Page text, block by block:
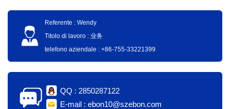
Referente : Wendy
Titolo di lavoro : 业务
telefono aziendale : +86-755-33221399
QQ : 2850287122
E-mail : ebon10@szebon.com